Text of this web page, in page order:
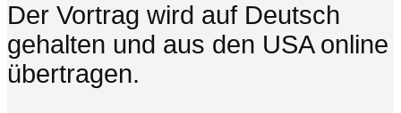
Der Vortrag wird auf Deutsch
gehalten und aus den USA online
übertragen.